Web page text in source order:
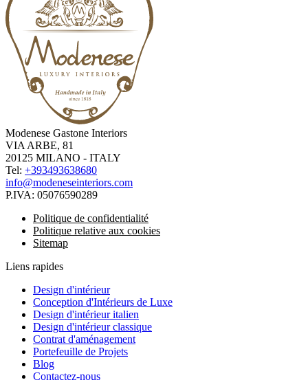
Modenese Gastone Interiors
VIA ARBE, 81
20125 MILANO - ITALY
Tel: +393493638680
info@modeneseinteriors.com
P.IVA: 05076590289
Politique de confidentialité
Politique relative aux cookies
Sitemap
Liens rapides
Design d'intérieur
Conception d'Intérieurs de Luxe
Design d'intérieur italien
Design d'intérieur classique
Contrat d'aménagement
Portefeuille de Projets
Blog
Contactez-nous